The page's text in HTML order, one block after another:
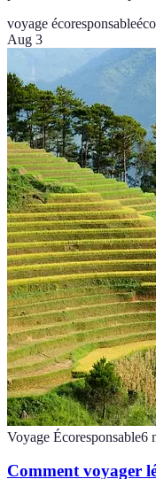
voyage écoresponsable
Aug 3
Voyage Écoresponsable6
Comment voyager